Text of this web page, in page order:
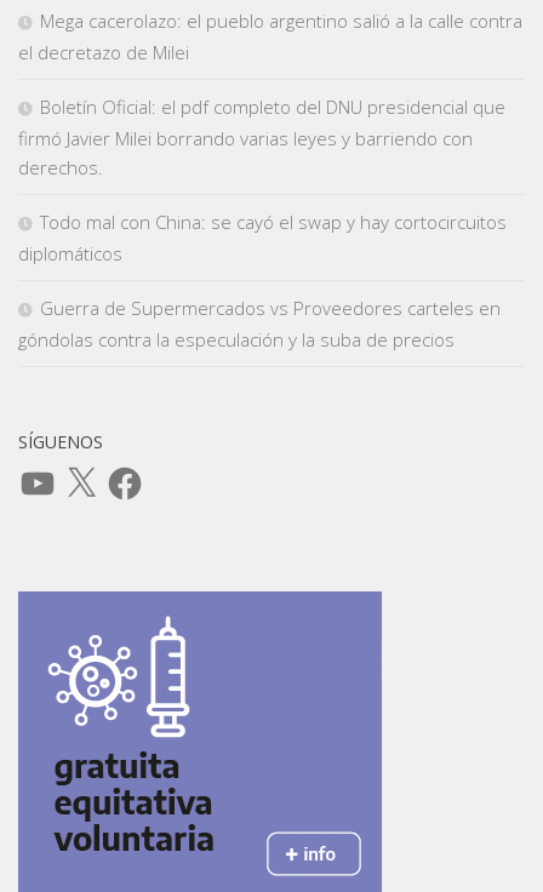
Mega cacerolazo: el pueblo argentino salió a la calle contra
el decretazo de Milei
Boletín Oficial: el pdf completo del DNU presidencial que
firmó Javier Milei borrando varias leyes y barriendo con
derechos.
Todo mal con China: se cayó el swap y hay cortocircuitos
diplomáticos
Guerra de Supermercados vs Proveedores carteles en
góndolas contra la especulación y la suba de precios
SÍGUENOS
YouTube
X Facebook